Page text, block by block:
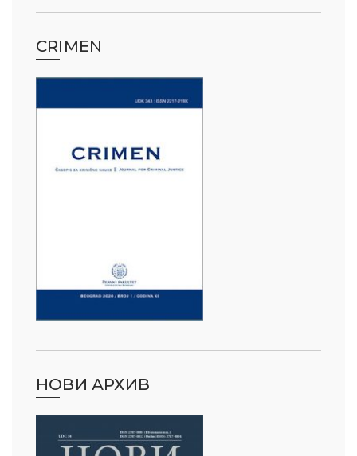
CRIMEN
НОВИ АРХИВ